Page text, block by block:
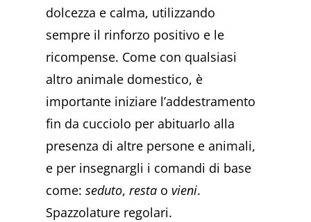
dolcezza e calma, utilizzando
sempre il rinforzo positivo e le
ricompense. Come con qualsiasi
altro animale domestico, è
importante iniziare l’addestramento
fin da cucciolo per abituarlo alla
presenza di altre persone e animali,
e per insegnargli i comandi di base
come:seduto,resta o vieni.
Spazzolature regolari.